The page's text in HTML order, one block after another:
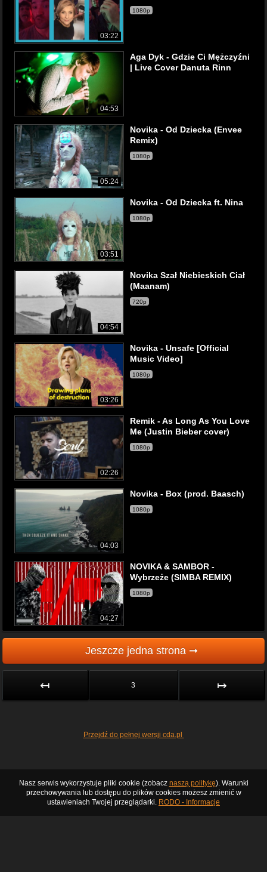
03:22
1080p
04:53
Aga Dyk - Gdzie Ci Mężczyźni
| Live Cover Danuta Rinn
05:24
Novika - Od Dziecka (Envee
Remix)
1080p
03:51
Novika - Od Dziecka ft. Nina
1080p
04:54
Novika Szał Niebieskich Ciał
(Maanam)
720p
03:26
Novika - Unsafe [Official
Music Video]
1080p
02:26
Remik - As Long As You Love
Me (Justin Bieber cover)
1080p
04:03
Novika - Box (prod. Baasch)
1080p
04:27
NOVIKA & SAMBOR -
Wybrzeże (SIMBA REMIX)
1080p
Jeszcze jedna strona ➞
↤ 3 ↦
Przejdź do pełnej wersji cda.pl
Nasz serwis wykorzystuje pliki cookie (zobacz naszą politykę). Warunki
przechowywania lub dostępu do plików cookies możesz zmienić w
ustawieniach Twojej przeglądarki. RODO - Informacje